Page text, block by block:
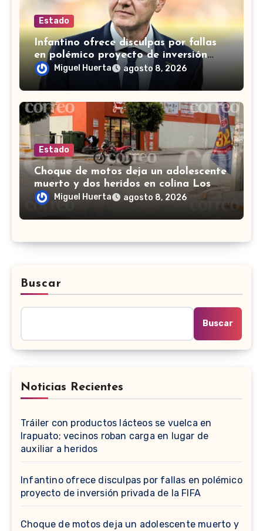
Estado
Infantino ofrece disculpas por fallas
en polémico proyecto de inversión
privada de la FIFA
Miguel Huerta agosto 8, 2026
Estado
Choque de motos deja un adolescente
muerto y dos heridos en colina Los
Presidentes, en León
Miguel Huerta agosto 8, 2026
Buscar
Buscar
Noticias Recientes
Tráiler con productos lácteos se vuelca en
Irapuato; vecinos roban carga en lugar de
auxiliar a heridos
Infantino ofrece disculpas por fallas en polémico
proyecto de inversión privada de la FIFA
Choque de motos deja un adolescente muerto y